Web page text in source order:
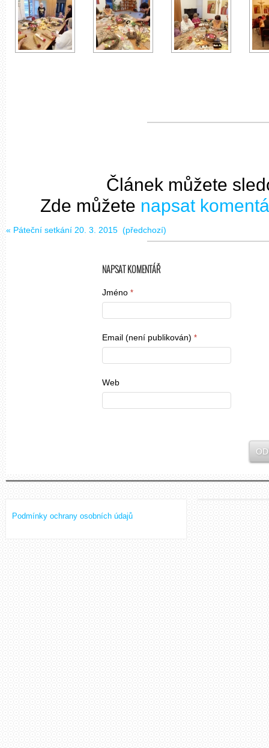
Článek můžete
Zde můžete napsat
« Páteční setkání 20. 3. 2015 (předchozí)
NAPSAT KOMENTÁŘ
Jméno *
Email (není publikován) *
Web
Podmínky ochrany osobních údajů